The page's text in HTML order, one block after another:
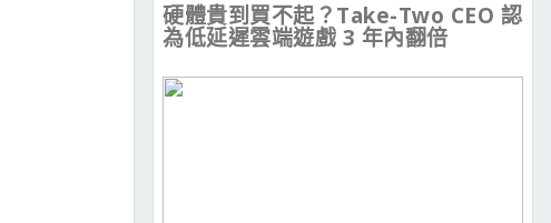
硬體貴到買不起？Take-Two CEO 認
為低延遲雲端遊戲 3 年內翻倍